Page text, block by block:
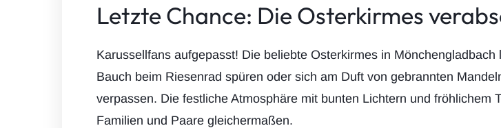
Letzte Chance: Die Osterkirmes
Karussellfans aufgepasst! Die beliebte Osterkirmes in
Bauch beim Riesenrad spüren oder sich am Duft von gebrannten
verpassen. Die festliche Atmosphäre mit bunten Lichtern und fröhlichem
Familien und Paare gleichermaßen.